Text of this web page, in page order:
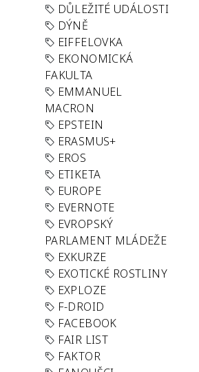
DŮLEŽITÉ UDÁLOSTI
DÝNĚ
EIFFELOVKA
EKONOMICKÁ
FAKULTA
EMMANUEL
MACRON
EPSTEIN
ERASMUS+
EROS
ETIKETA
EUROPE
EVERNOTE
EVROPSKÝ
PARLAMENT MLÁDEŽE
EXKURZE
EXOTICKÉ ROSTLINY
EXPLOZE
F-DROID
FACEBOOK
FAIR LIST
FAKTOR